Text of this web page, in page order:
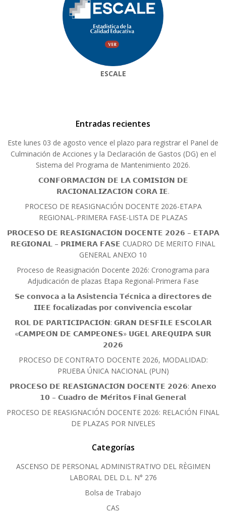
ESCALE
Entradas recientes
Este lunes 03 de agosto vence el plazo para registrar el Panel de
Culminación de Acciones y la Declaración de Gastos (DG) en el
Sistema del Programa de Mantenimiento 2026.
𝗖𝗢𝗡𝗙𝗢𝗥𝗠𝗔𝗖𝗜𝗢́𝗡 𝗗𝗘 𝗟𝗔 𝗖𝗢𝗠𝗜𝗦𝗜𝗢́𝗡 𝗗𝗘
𝗥𝗔𝗖𝗜𝗢𝗡𝗔𝗟𝗜𝗭𝗔𝗖𝗜𝗢́𝗡 𝗖𝗢𝗥𝗔 𝗜𝗘.
PROCESO DE REASIGNACIÓN DOCENTE 2026-ETAPA
REGIONAL-PRIMERA FASE-LISTA DE PLAZAS
𝗣𝗥𝗢𝗖𝗘𝗦𝗢 𝗗𝗘 𝗥𝗘𝗔𝗦𝗜𝗚𝗡𝗔𝗖𝗜𝗢́𝗡 𝗗𝗢𝗖𝗘𝗡𝗧𝗘 𝟮𝟬𝟮𝟲 – 𝗘𝗧𝗔𝗣𝗔
𝗥𝗘𝗚𝗜𝗢𝗡𝗔𝗟 – 𝗣𝗥𝗜𝗠𝗘𝗥𝗔 𝗙𝗔𝗦𝗘 CUADRO DE MERITO FINAL
GENERAL ANEXO 10
Proceso de Reasignación Docente 2026: Cronograma para
Adjudicación de plazas Etapa Regional-Primera Fase
𝗦𝗲 𝗰𝗼𝗻𝘃𝗼𝗰𝗮 𝗮 𝗹𝗮 𝗔𝘀𝗶𝘀𝘁𝗲𝗻𝗰𝗶𝗮 𝗧𝗲́𝗰𝗻𝗶𝗰𝗮 𝗮 𝗱𝗶𝗿𝗲𝗰𝘁𝗼𝗿𝗲𝘀 𝗱𝗲
𝗜𝗜𝗘𝗘 𝗳𝗼𝗰𝗮𝗹𝗶𝘇𝗮𝗱𝗮𝘀 𝗽𝗼𝗿 𝗰𝗼𝗻𝘃𝗶𝘃𝗲𝗻𝗰𝗶𝗮 𝗲𝘀𝗰𝗼𝗹𝗮𝗿
𝗥𝗢𝗟 𝗗𝗘 𝗣𝗔𝗥𝗧𝗜𝗖𝗜𝗣𝗔𝗖𝗜𝗢́𝗡: 𝗚𝗥𝗔𝗡 𝗗𝗘𝗦𝗙𝗜𝗟𝗘 𝗘𝗦𝗖𝗢𝗟𝗔𝗥
«𝗖𝗔𝗠𝗣𝗘𝗢́𝗡 𝗗𝗘 𝗖𝗔𝗠𝗣𝗘𝗢𝗡𝗘𝗦» 𝗨𝗚𝗘𝗟 𝗔𝗥𝗘𝗤𝗨𝗜𝗣𝗔 𝗦𝗨𝗥
𝟮𝟬𝟮𝟲
PROCESO DE CONTRATO DOCENTE 2026, MODALIDAD:
PRUEBA ÚNICA NACIONAL (PUN)
𝗣𝗥𝗢𝗖𝗘𝗦𝗢 𝗗𝗘 𝗥𝗘𝗔𝗦𝗜𝗚𝗡𝗔𝗖𝗜𝗢́𝗡 𝗗𝗢𝗖𝗘𝗡𝗧𝗘 𝟮𝟬𝟮𝟲: 𝗔𝗻𝗲𝘅𝗼
𝟭𝟬 – 𝗖𝘂𝗮𝗱𝗿𝗼 𝗱𝗲 𝗠𝗲́𝗿𝗶𝘁𝗼𝘀 𝗙𝗶𝗻𝗮𝗹 𝗚𝗲𝗻𝗲𝗿𝗮𝗹
PROCESO DE REASIGNACIÓN DOCENTE 2026: RELACIÓN FINAL
DE PLAZAS POR NIVELES
Categorías
ASCENSO DE PERSONAL ADMINISTRATIVO DEL RÈGIMEN
LABORAL DEL D.L. N° 276
Bolsa de Trabajo
CAS